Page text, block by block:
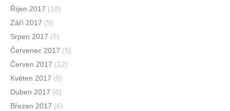
Říjen 2017 (18)
Září 2017 (9)
Srpen 2017 (5)
Červenec 2017 (5)
Červen 2017 (12)
Květen 2017 (8)
Duben 2017 (8)
Březen 2017 (6)